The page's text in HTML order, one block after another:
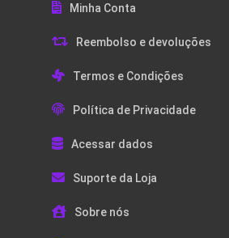
Minha Conta
Reembolso e devoluções
Termos e Condições
Política de Privacidade
Acessar dados
Suporte da Loja
Sobre nós